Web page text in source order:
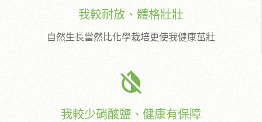
我較耐放、體格壯壯
自然生長當然比化學栽培更使我健康茁壯
invert_colors_off
我較少硝酸鹽、健康有保障